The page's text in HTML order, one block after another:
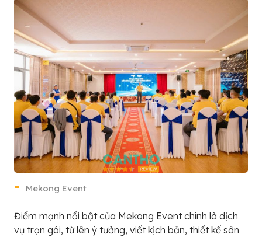
Mekong Event
Điểm mạnh nổi bật của Mekong Event chính là dịch
vụ trọn gói, từ lên ý tưởng, viết kịch bản, thiết kế sân